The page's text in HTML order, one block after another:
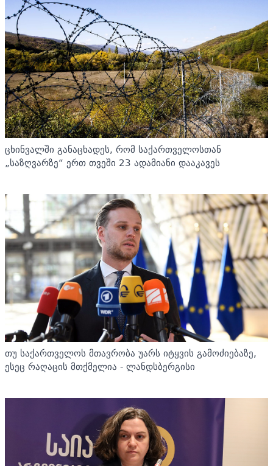
ცხინვალში განაცხადეს, რომ საქართველოსთან
„საზღვარზე“ ერთ თვეში 23 ადამიანი დააკავეს
თუ საქართველოს მთავრობა უარს იტყვის გამოძიებაზე,
ესეც რაღაცის მთქმელია - ლანდსბერგისი